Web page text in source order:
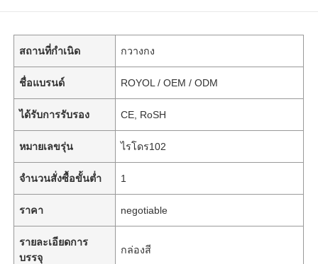
สถานที่กำเนิด กวางกง
ชื่อแบรนด์ ROYOL / OEM / ODM
ได้รับการรับรอง CE, RoSH
หมายเลขรุ่น ไรโดร102
จำนวนสั่งซื้อขั้นต่ำ 1
ราคา negotiable
รายละเอียดการ
บรรจุ
กล่องสี